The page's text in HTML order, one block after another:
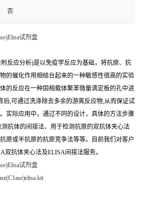
否
试剂盒
反应分析)是以免疫学反应为基础，将抗原、抗
的催化作用相结台起来的一种敏感性很高的实验
的反应在一种固相载体聚苯微量滴定板的孔中进
后,可通过洗涤除去多余的游离反应物,从而保证试
实际应用中，通过不同的设计，具体的方法步骤
抗体的间接法、用于检测抗原的双抗体夹心法
原或半抗原的抗原竞争法等等。目前我们对客户
双抗体夹心法及ELISA间接法服务。
试剂盒
kit